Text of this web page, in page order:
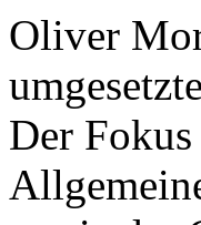
Oliver
Der